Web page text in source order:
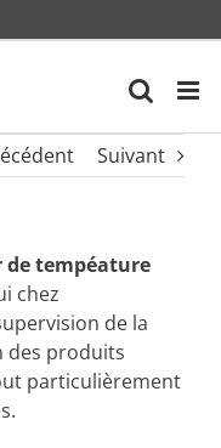
Suivant
tempéature
chez
de la
produits
particulièrement